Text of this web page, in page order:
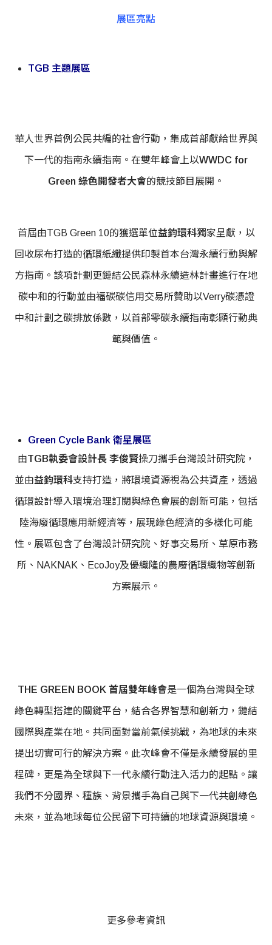
展區亮點
TGB 主題展區
華人世界首例公民共編的社會行動，集成首部獻給世界與
下一代的指南永續指南。在雙年峰會上以WWDC for
Green 綠色開發者大會的競技節目展開。
首屆由TGB Green 10的獲選單位益鈞環科獨家呈獻，以
回收尿布打造的循環紙纖提供印製首本台灣永續行動與解
方指南。該項計劃更鏈結公民森林永續造林計畫進行在地
碳中和的行動並由福碳碳信用交易所贊助以Verry碳憑證
中和計劃之碳排放係數，以首部零碳永續指南彰顯行動典
範與價值。
Green Cycle Bank 衛星展區
由TGB執委會設計長 李俊賢操刀攜手台灣設計研究院，
並由益鈞環科支持打造，將環境資源視為公共資產，透過
循環設計導入環境治理訂閱與綠色會展的創新可能，包括
陸海廢循環應用新經濟等，展現綠色經濟的多樣化可能
性。展區包含了台灣設計研究院、好事交易所、草原市務
所、NAKNAK、EcoJoy及優織隆的農廢循環織物等創新
方案展示。
THE GREEN BOOK 首屆雙年峰會是一個為台灣與全球
綠色轉型搭建的關鍵平台，結合各界智慧和創新力，鏈結
國際與產業在地。共同面對當前氣候挑戰，為地球的未來
提出切實可行的解決方案。此次峰會不僅是永續發展的里
程碑，更是為全球與下一代永續行動注入活力的起點。讓
我們不分國界、種族、背景攜手為自己與下一代共創綠色
未來，並為地球每位公民留下可持續的地球資源與環境。
更多參考資訊